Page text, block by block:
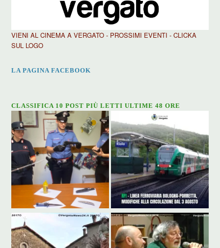
VIENI AL CINEMA A VERGATO - PROSSIMI EVENTI - CLICKA
SUL LOGO
LA PAGINA FACEBOOK
CLASSIFICA 10 POST PIÙ LETTI ULTIME 48 ORE